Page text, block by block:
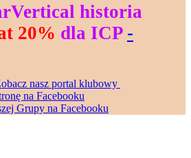
historia
20% dla ICP -
nasz portal klubowy
na Facebooku
Grupy na Facebooku